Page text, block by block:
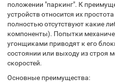
положении "паркинг". К
устройств относится их
полностью отсутствуют какие
компоненты). Попытки
угонщиками приводят к его
состоянии или выходу из строя
скоростей.
Основные преимущества: